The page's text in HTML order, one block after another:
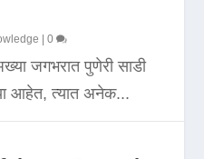
|0
जगभरात पुणेरी साडी
आहेत, त्यात अनेक...